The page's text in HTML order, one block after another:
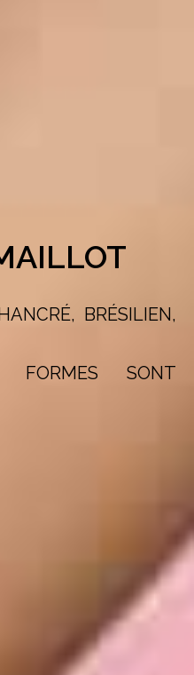
BRÉSILIEN,
FORMES SONT